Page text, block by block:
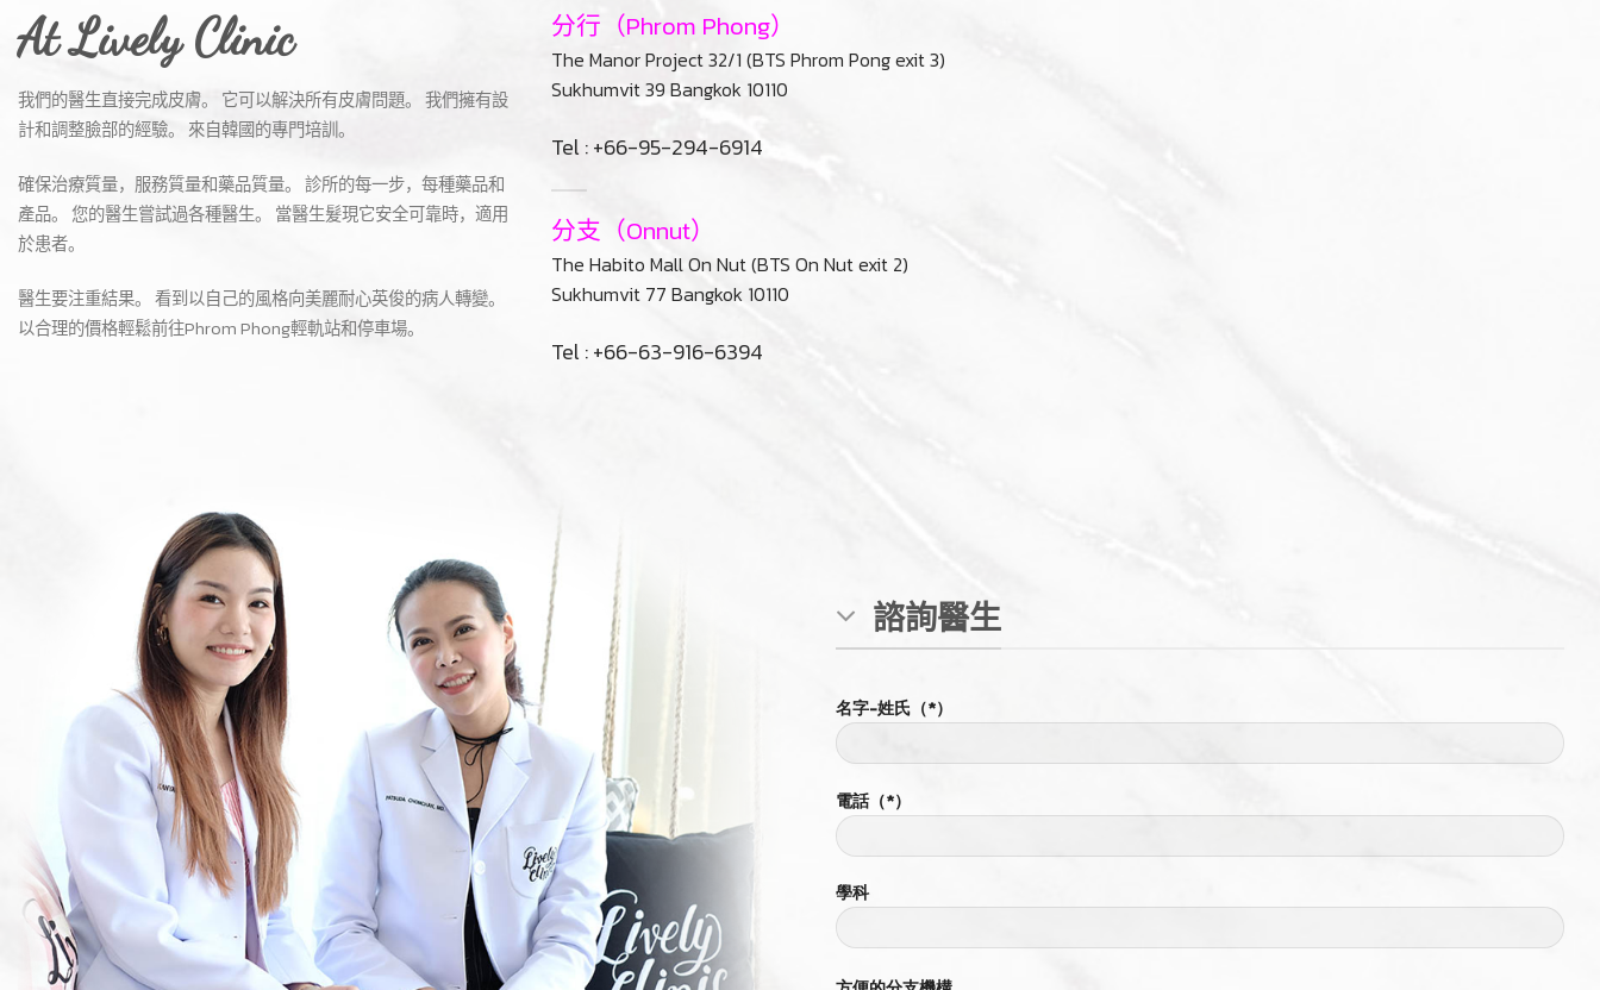
At Lively Clinic
我們的醫生直接完成皮膚。 它可以解決所有皮膚問題。 我們擁有設
計和調整臉部的經驗。 來自韓國的專門培訓。
確保治療質量，服務質量和藥品質量。 診所的每一步，每種藥品和
產品。 您的醫生嘗試過各種醫生。 當醫生髮現它安全可靠時，適用
於患者。
醫生要注重結果。 看到以自己的風格向美麗耐心英俊的病人轉變。
以合理的價格輕鬆前往Phrom Phong輕軌站和停車場。
分行（Phrom Phong）
The Manor Project 32/1 (BTS Phrom Pong exit 3)
Sukhumvit 39 Bangkok 10110
Tel : +66-95-294-6914
分支（Onnut）
The Habito Mall On Nut (BTS On Nut exit 2)
Sukhumvit 77 Bangkok 10110
Tel : +66-63-916-6394
諮詢醫生
名字-姓氏（*）
電話（*）
學科